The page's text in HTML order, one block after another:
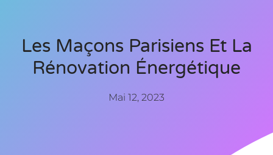
Les Maçons Parisiens Et La
Rénovation Énergétique
Mai 12, 2023